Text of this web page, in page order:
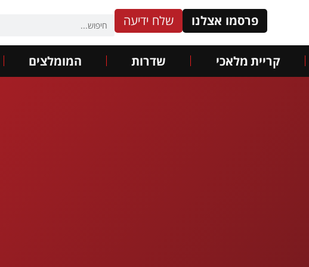
פרסמו אצלנו שלח ידיעה
קריית מלאכי שדרות המומלצים